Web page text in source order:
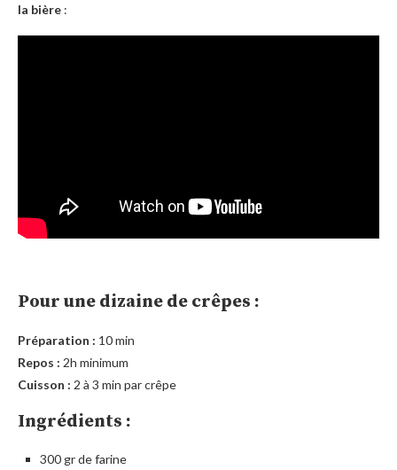
la bière :
Pour une dizaine de crêpes :
Préparation : 10 min
Repos : 2h minimum
Cuisson : 2 à 3 min par crêpe
Ingrédients :
300 gr de farine